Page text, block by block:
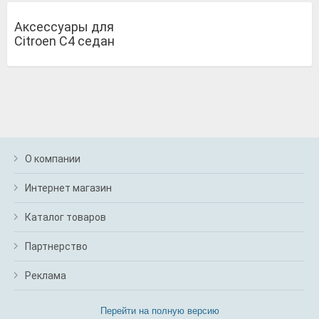
Аксессуары для
Citroen C4 седан
О компании
Интернет магазин
Каталог товаров
Партнерство
Реклама
Перейти на полную версию